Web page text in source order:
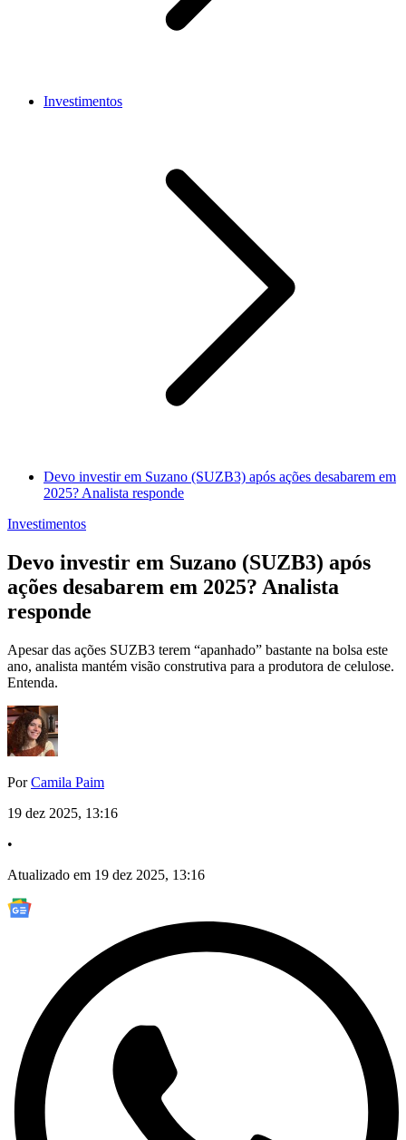
Investimentos
Devo investir em Suzano (SUZB3) após ações desabarem em
2025? Analista responde
Investimentos
Devo investir em Suzano (SUZB3) após
ações desabarem em 2025? Analista
responde
Apesar das ações SUZB3 terem “apanhado” bastante na bolsa este
ano, analista mantém visão construtiva para a produtora de celulose.
Entenda.
PorCamila Paim
19 dez 2025, 13:16
•
Atualizado em 19 dez 2025, 13:16